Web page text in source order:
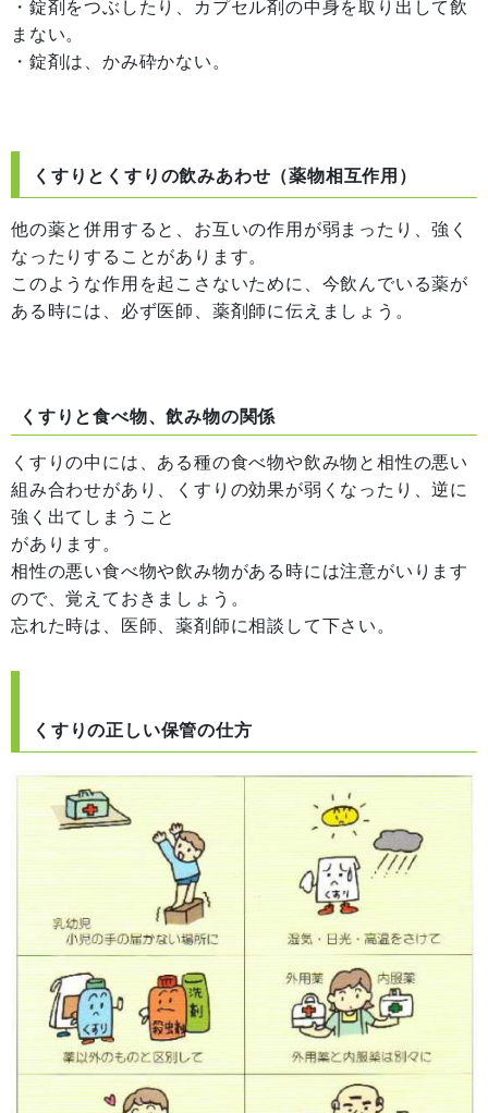
・錠剤をつぶしたり、カプセル剤の中身を取り出して飲
まない。
・錠剤は、かみ砕かない。
くすりとくすりの飲みあわせ（薬物相互作用）
他の薬と併用すると、お互いの作用が弱まったり、強く
なったりすることがあります。
このような作用を起こさないために、今飲んでいる薬が
ある時には、必ず医師、薬剤師に伝えましょう。
くすりと食べ物、飲み物の関係
くすりの中には、ある種の食べ物や飲み物と相性の悪い
組み合わせがあり、くすりの効果が弱くなったり、逆に
強く出てしまうこと
があります。
相性の悪い食べ物や飲み物がある時には注意がいります
ので、覚えておきましょう。
忘れた時は、医師、薬剤師に相談して下さい。
くすりの正しい保管の仕方